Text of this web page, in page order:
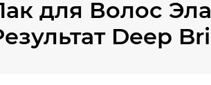
для Волос
Deep